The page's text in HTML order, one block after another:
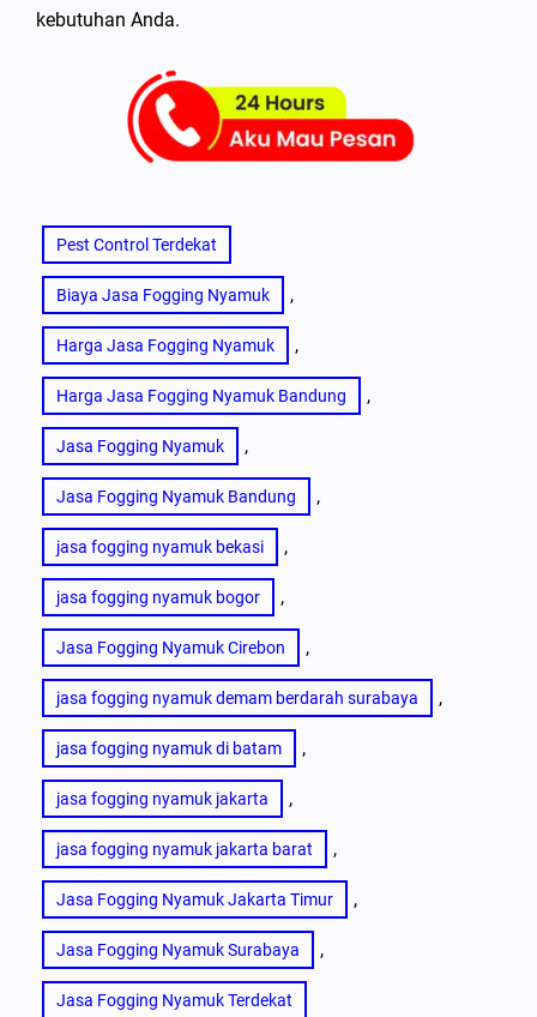
kebutuhan Anda.
Pest Control Terdekat
Biaya Jasa Fogging Nyamuk ,
Harga Jasa Fogging Nyamuk ,
Harga Jasa Fogging Nyamuk Bandung ,
Jasa Fogging Nyamuk ,
Jasa Fogging Nyamuk Bandung ,
jasa fogging nyamuk bekasi ,
jasa fogging nyamuk bogor ,
Jasa Fogging Nyamuk Cirebon ,
jasa fogging nyamuk demam berdarah surabaya ,
jasa fogging nyamuk di batam ,
jasa fogging nyamuk jakarta ,
jasa fogging nyamuk jakarta barat ,
Jasa Fogging Nyamuk Jakarta Timur ,
Jasa Fogging Nyamuk Surabaya ,
Jasa Fogging Nyamuk Terdekat